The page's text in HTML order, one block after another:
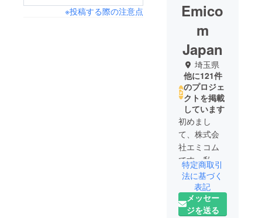
※投稿する際の注意点
Emico
m
Japan
埼玉県
他に121件
のプロジェ
クトを掲載
しています
初めまし
て、株式会
社エミコム
です。私た
ちは「新し
いアイディ
アが、日常
を変える」
特定商取引
法に基づく
表記
メッセー
ジを送る